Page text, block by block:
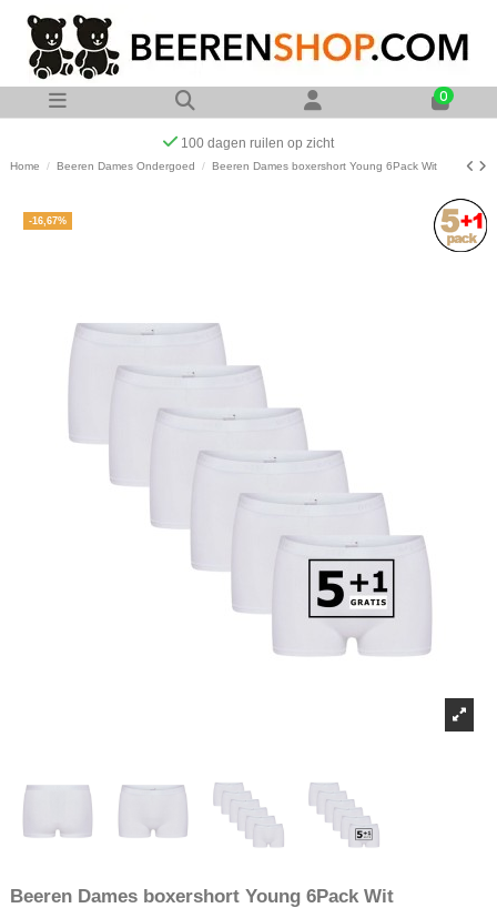
0
Op werkdagen voor 23:00 uur besteld zelfde dag verzonden
Home Beeren Dames Ondergoed Beeren Dames boxershort Young 6Pack Wit
-16,67%
Beeren Dames boxershort Young 6Pack Wit